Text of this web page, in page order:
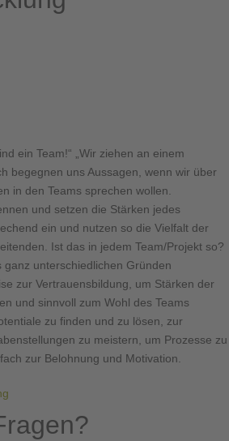
ein Team!“ „Wir ziehen an einem
begegnen uns Aussagen, wenn wir über
in den Teams sprechen wollen.
und setzen die Stärken jedes
ein und nutzen so die Vielfalt der
Ist das in jedem Team/Projekt so?
unterschiedlichen Gründen
zur Vertrauensbildung, um Stärken der
und sinnvoll zum Wohl des Teams
zu finden und zu lösen, zur
zu meistern, um Prozesse zu
zur Belohnung und Motivation.